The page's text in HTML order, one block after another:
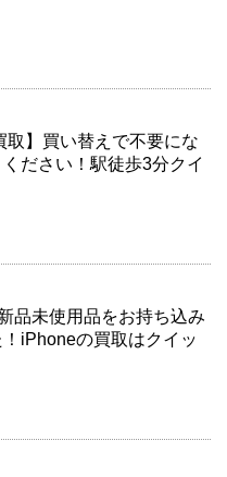
取】買い替えで不要にな
ださい！駅徒歩3分クイ
品未使用品をお持ち込み
iPhoneの買取はクイッ